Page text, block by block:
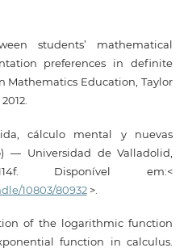
students’ mathematical
preferences in definite
Mathematics Education, Taylor
cálculo mental y nuevas
— Universidad de Valladolid,
Disponível em:<
10803/80932>.
of the logarithmic function
function in calculus.